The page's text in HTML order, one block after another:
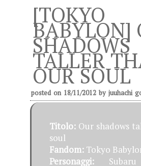
[TOKYO
BABYLON]
SHADOWS
TALLER
OUR SOUL
posted on 18/11/2012 by juuhachi
Titolo: Our shadows
soul
Fandom: Tokyo
Personaggi: Subaru